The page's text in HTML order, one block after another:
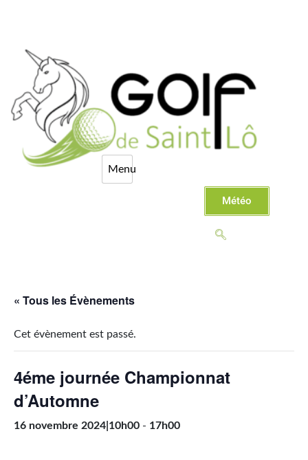
Météo
« Tous les Évènements
Cet évènement est passé.
4éme journée Championnat
d’Automne
16 novembre 2024|10h00 - 17h00